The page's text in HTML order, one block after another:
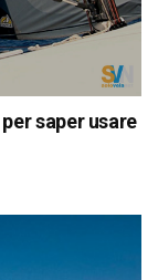
saper usare